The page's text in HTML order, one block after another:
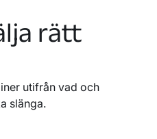
rätt
utifrån vad och
slänga.